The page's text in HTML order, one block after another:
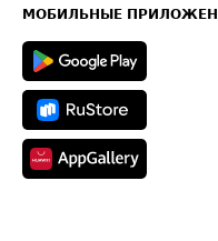
Техническая информация
МОБИЛЬНЫЕ